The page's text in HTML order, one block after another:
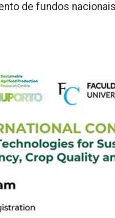
de fundos